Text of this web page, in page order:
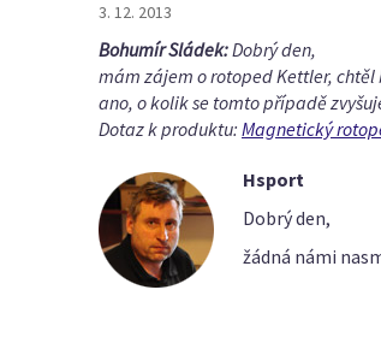
3. 12. 2013
Bohumír Sládek:Dobrý den,
mám zájem o rotoped Kettler,
ano, o kolik se tomto případě
Dotaz k produktu: Magnetický
Hsport
Dobrý den,
žádná námi